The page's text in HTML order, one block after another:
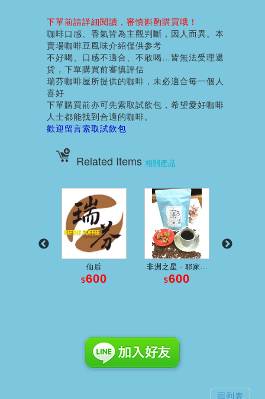
下單前請詳細閱讀，審慎斟酌購買哦！
咖啡口感、香氣皆為主觀判斷，因人而異。本
賣場咖啡豆風味介紹僅供参考
不好喝、口感不適合、不敢喝…皆無法受理退
貨，下單購買前審慎評估
瑞芬咖啡屋所提供的咖啡，未必適合毎一個人
喜好
下單購買前亦可先索取試飲包，希望愛好咖啡
人士都能找到合適的咖啡。
歡迎留言索取試飲包
Related Items 相關產品
仙后
$600
非洲之星 - 耶家...
$600
回列表